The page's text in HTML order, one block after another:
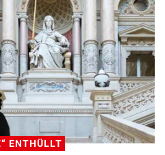
ENTHÜLLT